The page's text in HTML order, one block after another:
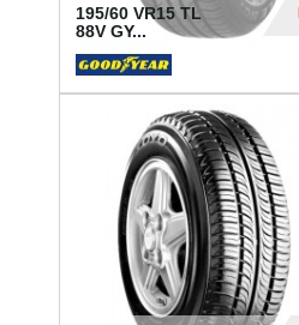
195/60 VR15 TL
88V GY...